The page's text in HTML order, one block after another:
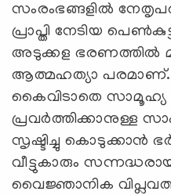
സംരംഭങ്ങളില്‍
പ്രാപ്തി നേടിയ
അടുക്കള ഭരണത്തില്‍
ആത്മഹത്യാ പരമാണ്.
കൈവിടാതെ
പ്രവര്‍ത്തിക്കാനുള്ള
സൃഷ്ടിച്ചു കൊടുക്കാന്‍
വീട്ടുകാരും
വൈജ്ഞാനിക